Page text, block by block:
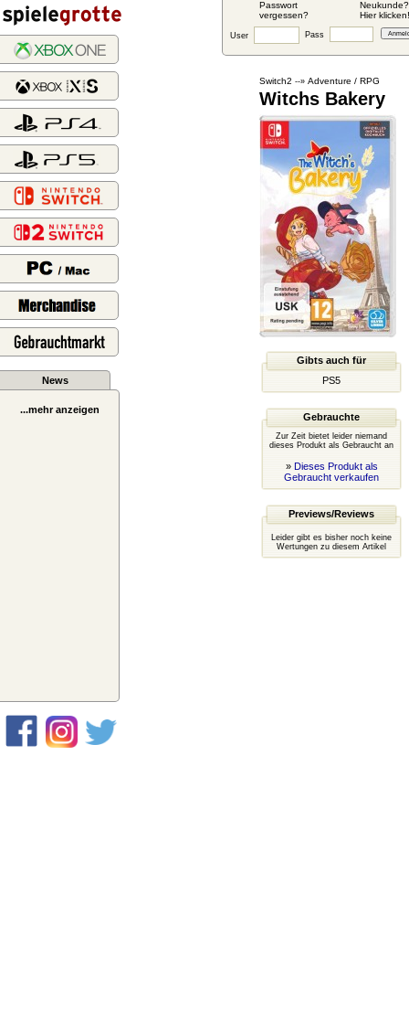
Passwort
vergessen?
Neukunde?
Hier klicken!
User Pass
News
...mehr anzeigen
Switch2 --» Adventure / RPG
Witchs Bakery
Gibts auch für
PS5
Gebrauchte
Zur Zeit bietet leider niemand
dieses Produkt als Gebraucht an
» Dieses Produkt als
Gebraucht verkaufen
Previews/Reviews
Leider gibt es bisher noch keine
Wertungen zu diesem Artikel